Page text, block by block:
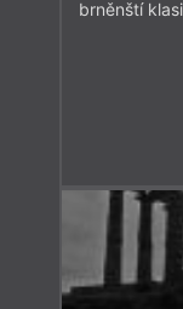
brněnští